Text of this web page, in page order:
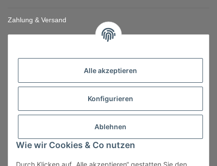
Alle akzeptieren
Konfigurieren
Ablehnen
Wie wir Cookies & Co nutzen
Durch Klicken auf „Alle akzeptieren“ gestatten Sie den
Zahlung & Versand